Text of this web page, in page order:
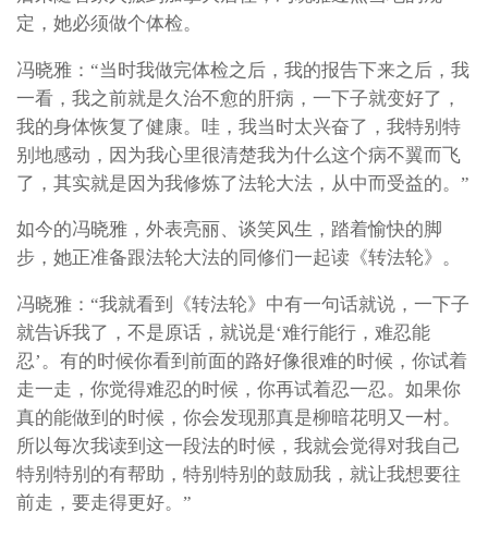
定，她必须做个体检。
冯晓雅：“当时我做完体检之后，我的报告下来之后，我
一看，我之前就是久治不愈的肝病，一下子就变好了，
我的身体恢复了健康。哇，我当时太兴奋了，我特别特
别地感动，因为我心里很清楚我为什么这个病不翼而飞
了，其实就是因为我修炼了法轮大法，从中而受益的。”
如今的冯晓雅，外表亮丽、谈笑风生，踏着愉快的脚
步，她正准备跟法轮大法的同修们一起读《转法轮》。
冯晓雅：“我就看到《转法轮》中有一句话就说，一下子
就告诉我了，不是原话，就说是‘难行能行，难忍能
忍’。有的时候你看到前面的路好像很难的时候，你试着
走一走，你觉得难忍的时候，你再试着忍一忍。如果你
真的能做到的时候，你会发现那真是柳暗花明又一村。
所以每次我读到这一段法的时候，我就会觉得对我自己
特别特别的有帮助，特别特别的鼓励我，就让我想要往
前走，要走得更好。”